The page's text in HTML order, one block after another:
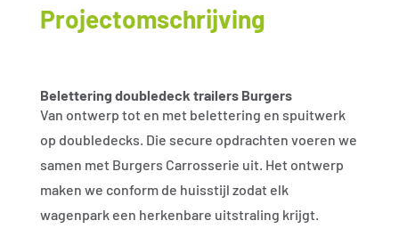
Projectomschrijving
Belettering doubledeck trailers Burgers
Van ontwerp tot en met belettering en spuitwerk
op doubledecks. Die secure opdrachten voeren we
samen met Burgers Carrosserie uit. Het ontwerp
maken we conform de huisstijl zodat elk
wagenpark een herkenbare uitstraling krijgt.